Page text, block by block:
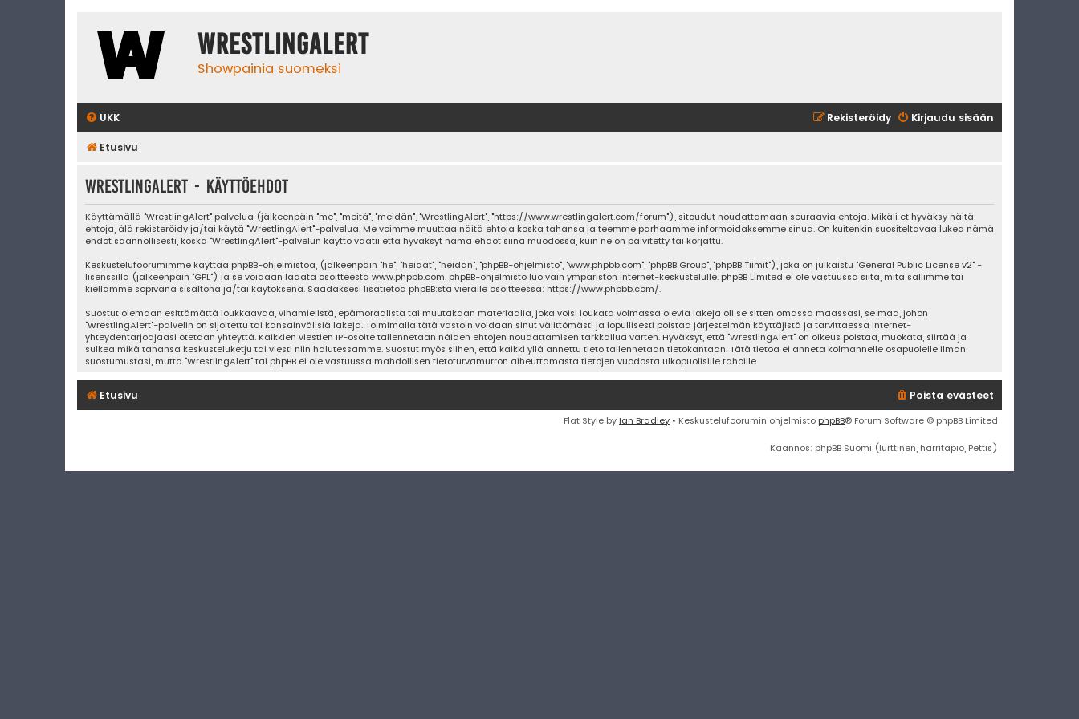
WrestlingAlert
Showpainia suomeksi
UKK Kirjaudu sisään
Rekisteröidy
Etusivu
WrestlingAlert - Käyttöehdot
Käyttämällä "WrestlingAlert" palvelua (jälkeenpäin "me", "meitä", "meidän", "WrestlingAlert", "https://www.wrestlingalert.com/forum"), sitoudut noudattamaan seuraavia ehtoja. Mikäli et hyväksy näitä
ehtoja, älä rekisteröidy ja/tai käytä "WrestlingAlert"-palvelua. Me voimme muuttaa näitä ehtoja koska tahansa ja teemme parhaamme informoidaksemme sinua. On kuitenkin suositeltavaa lukea nämä
ehdot säännöllisesti, koska "WrestlingAlert"-palvelun käyttö vaatii että hyväksyt nämä ehdot siinä muodossa, kuin ne on päivitetty tai korjattu.
Keskustelufoorumimme käyttää phpBB-ohjelmistoa, (jälkeenpäin "he", "heidät", "heidän", "phpBB-ohjelmisto", "www.phpbb.com", "phpBB Group", "phpBB Tiimit"), joka on julkaistu "General Public License v2" -
lisenssillä (jälkeenpäin "GPL") ja se voidaan ladata osoitteesta www.phpbb.com. phpBB-ohjelmisto luo vain ympäristön internet-keskustelulle. phpBB Limited ei ole vastuussa siitä, mitä sallimme tai
kiellämme sopivana sisältönä ja/tai käytöksenä. Saadaksesi lisätietoa phpBB:stä vieraile osoitteessa: https://www.phpbb.com/.
Suostut olemaan esittämättä loukkaavaa, vihamielistä, epämoraalista tai muutakaan materiaalia, joka voisi loukata voimassa olevia lakeja oli se sitten omassa maassasi, se maa, johon
"WrestlingAlert"-palvelin on sijoitettu tai kansainvälisiä lakeja. Toimimalla tätä vastoin voidaan sinut välittömästi ja lopullisesti poistaa järjestelmän käyttäjistä ja tarvittaessa internet-
yhteydentarjoajaasi otetaan yhteyttä. Kaikkien viestien IP-osoite tallennetaan näiden ehtojen noudattamisen tarkkailua varten. Hyväksyt, että "WrestlingAlert" on oikeus poistaa, muokata, siirtää ja
sulkea mikä tahansa keskusteluketju tai viesti niin halutessamme. Suostut myös siihen, että kaikki yllä annettu tieto tallennetaan tietokantaan. Tätä tietoa ei anneta kolmannelle osapuolelle ilman
suostumustasi, mutta "WrestlingAlert" tai phpBB ei ole vastuussa mahdollisen tietoturvamurron aiheuttamasta tietojen vuodosta ulkopuolisille tahoille.
Etusivu Poista evästeet
Flat Style by Ian Bradley • Keskustelufoorumin ohjelmisto phpBB® Forum Software © phpBB Limited
Käännös: phpBB Suomi (lurttinen, harritapio, Pettis)